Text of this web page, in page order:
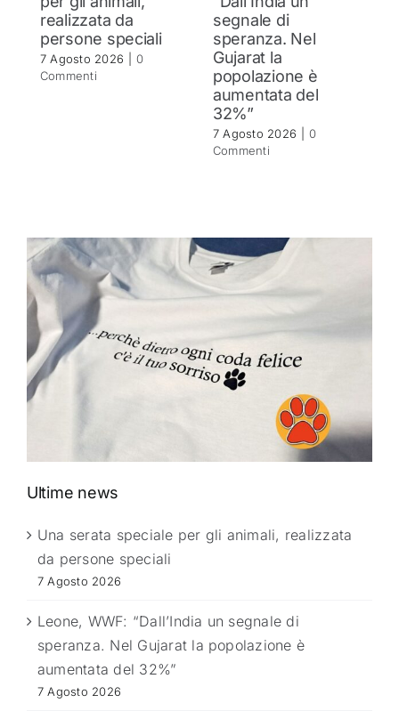
realizzata da
persone speciali
7 Agosto 2026
0
Commenti
segnale di
speranza. Nel
Gujarat la
popolazione è
aumentata del
32%”
7 Agosto 2026
0
Commenti
Ultime news
Una serata speciale per gli animali, realizzata
da persone speciali
7 Agosto 2026
Leone, WWF: “Dall’India un segnale di
speranza. Nel Gujarat la popolazione è
aumentata del 32%”
7 Agosto 2026